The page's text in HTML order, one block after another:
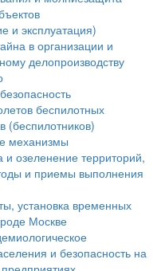
и эксплуатация)
в организации и
делопроизводству
беспилотных
(беспилотников)
механизмы
и озеленение территорий,
и приемы выполнения
установка временных
Москве
и безопасность на